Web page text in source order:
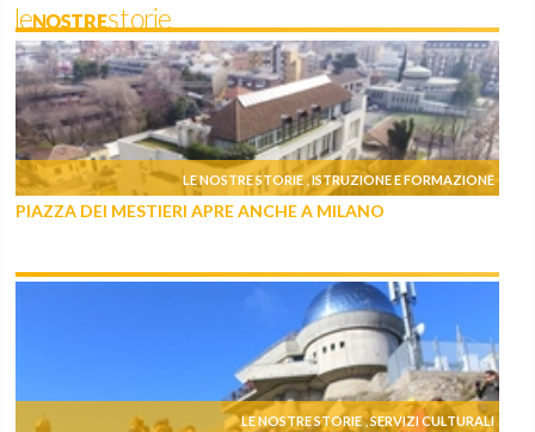
leNOSTREstorie
LE NOSTRE STORIE , ISTRUZIONE E FORMAZIONE
PIAZZA DEI MESTIERI APRE ANCHE A MILANO
LE NOSTRE STORIE ,SERVIZI CULTURALI